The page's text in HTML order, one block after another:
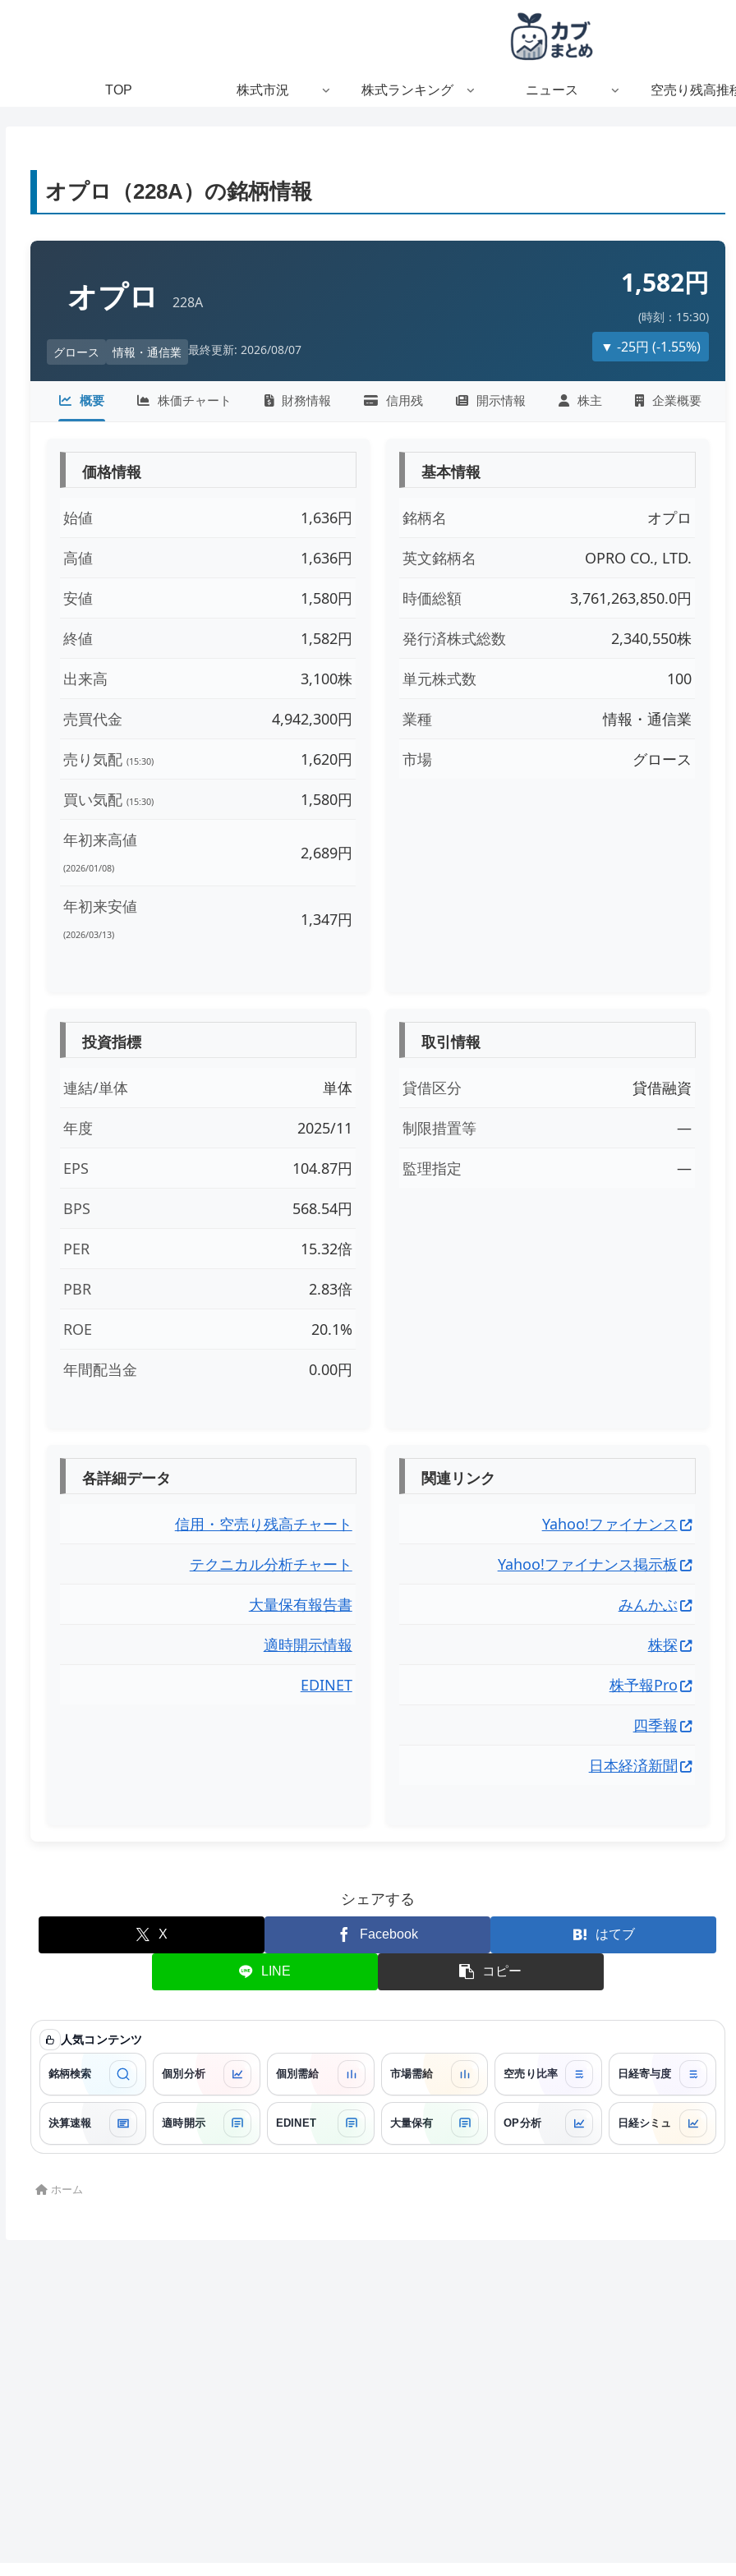
TOP 株式市況 株式ランキング ニュース 空売り残高推
オプロ（228A）の銘柄情報
オプロ 228A
グロース 情報・通信業 最終更新: 2026/08/07
1,582円
(時刻：15:30)
▼ -25円 (-1.55%)
概要 株価チャート 財務情報 信用残 開示情報 株主 企業概要
価格情報
始値 1,636円
高値 1,636円
安値 1,580円
終値 1,582円
出来高 3,100株
売買代金 4,942,300円
売り気配 (15:30) 1,620円
買い気配 (15:30) 1,580円
年初来高値
(2026/01/08)
2,689円
年初来安値
(2026/03/13)
1,347円
基本情報
銘柄名 オプロ
英文銘柄名 OPRO CO., LTD.
時価総額 3,761,263,850.0円
発行済株式総数 2,340,550株
単元株式数 100
業種 情報・通信業
市場 グロース
投資指標
連結/単体 単体
年度 2025/11
EPS 104.87円
BPS 568.54円
PER 15.32倍
PBR 2.83倍
ROE 20.1%
年間配当金 0.00円
取引情報
貸借区分 貸借融資
制限措置等 ―
監理指定 ―
各詳細データ
信用・空売り残高チャート
テクニカル分析チャート
大量保有報告書
適時開示情報
EDINET
関連リンク
Yahoo!ファイナンス
Yahoo!ファイナンス掲示板
みんかぶ
株探
株予報Pro
四季報
日本経済新聞
シェアする
X Facebook はてブ
LINE コピー
人気コンテンツ
銘柄検索 個別分析 個別需給 市場需給 空売り比率 日経寄与度
決算速報 適時開示 EDINET 大量保有 OP分析 日経シミュ
ホーム